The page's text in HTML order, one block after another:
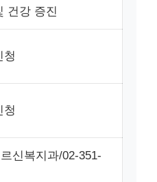
건강 증진
청
청
신복지과/02-351-